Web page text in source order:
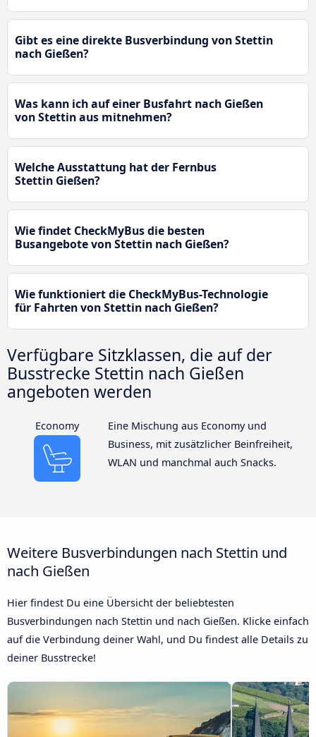
Gibt es eine direkte Busverbindung von Stettin
nach Gießen?
Was kann ich auf einer Busfahrt nach Gießen
von Stettin aus mitnehmen?
Welche Ausstattung hat der Fernbus
Stettin Gießen?
Wie findet CheckMyBus die besten
Busangebote von Stettin nach Gießen?
Wie funktioniert die CheckMyBus-Technologie
für Fahrten von Stettin nach Gießen?
Verfügbare Sitzklassen, die auf der
Busstrecke Stettin nach Gießen
angeboten werden
Economy
Eine Mischung aus Economy und
Business, mit zusätzlicher Beinfreiheit,
WLAN und manchmal auch Snacks.
Weitere Busverbindungen nach Stettin und
nach Gießen
Hier findest Du eine Übersicht der beliebtesten
Busverbindungen nach Stettin und nach Gießen. Klicke einfach
auf die Verbindung deiner Wahl, und Du findest alle Details zu
deiner Busstrecke!